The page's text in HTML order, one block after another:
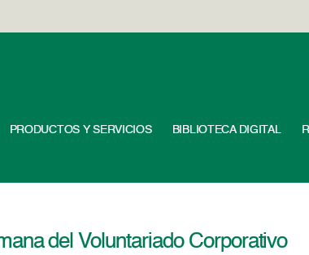
PRODUCTOS Y SERVICIOS BIBLIOTECA DIGITAL
del Voluntariado Corporativo